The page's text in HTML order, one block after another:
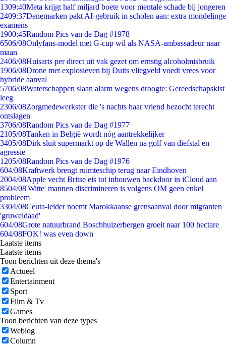
1309:40Meta krijgt half miljard boete voor mentale schade bij jongeren
2409:37Denemarken pakt AI-gebruik in scholen aan: extra mondelinge
examens
1900:45Random Pics van de Dag #1978
6506/08Onlyfans-model met G-cup wil als NASA-ambassadeur naar
maan
2406/08Huisarts per direct uit vak gezet om ernstig alcoholmisbruik
1906/08Drone met explosieven bij Duits vliegveld voedt vrees voor
hybride aanval
5706/08Waterschappen slaan alarm wegens droogte: Gereedschapskist
leeg
2306/08Zorgmedewerkster die 's nachts haar vriend bezocht terecht
ontslagen
3706/08Random Pics van de Dag #1977
2105/08Tanken in België wordt nóg aantrekkelijker
3405/08Dirk sluit supermarkt op de Wallen na golf van diefstal en
agressie
1205/08Random Pics van de Dag #1976
604/08Kraftwerk brengt ruimteschip terug naar Eindhoven
2004/08Apple vecht Britse eis tot inbouwen backdoor in iCloud aan
8504/08'Witte' mannen discrimineren is volgens OM geen enkel
probleem
3304/08Ceuta-leider noemt Marokkaanse grensaanval door migranten
'gruweldaad'
604/08Grote natuurbrand Boschhuizerbergen groeit naar 100 hectare
604/08FOK! was even down
Laatste items
Laatste items
Toon berichten uit deze thema's
Actueel
Entertainment
Sport
Film & Tv
Games
Toon berichten van deze types
Weblog
Column